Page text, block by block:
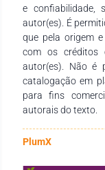
e confiabilidade,
autor(es). É
que pela origem
com os créditos
autor(es). Não é
catalogação em
para fins
autorais do texto.
PlumX